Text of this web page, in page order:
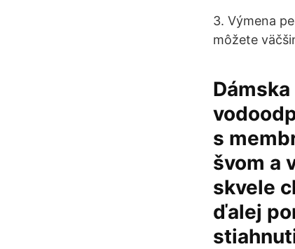
3. Výmena
môžete
s
švom a
skvele
ďalej